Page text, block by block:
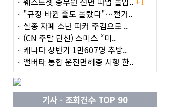
"규정 바뀐 줄도 몰랐다"…캘거..
실종 자폐 소년 파커 주검으로 ..
(CN 주말 단신) 스미스 “미..
캐나다 상반기 1만607명 추방..
앨버타 통합 운전면허증 시행 한..
기사 - 조회건수 TOP 90